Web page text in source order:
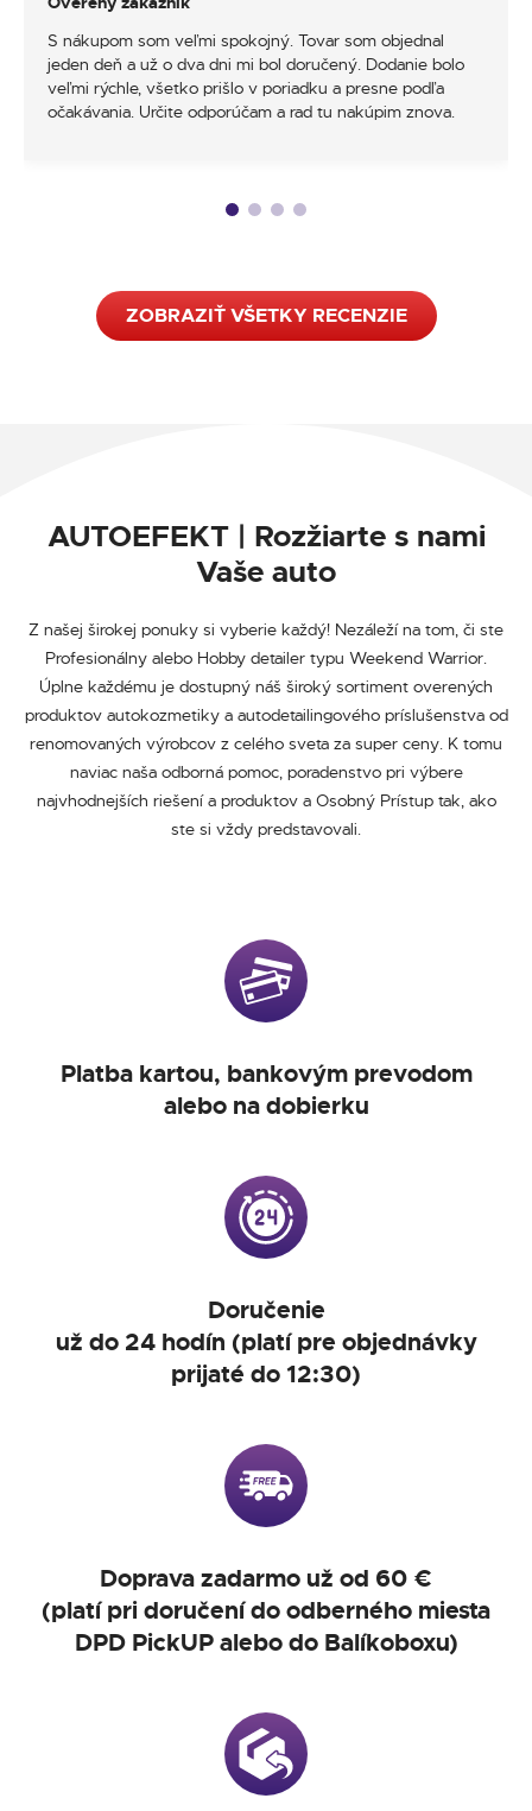
S nákupom som veľmi spokojný. Tovar som objednal
jeden deň a už o dva dni mi bol doručený. Dodanie bolo
veľmi rýchle, všetko prišlo v poriadku a presne podľa
očakávania. Určite odporúčam a rad tu nakúpim znova.
ZOBRAZIŤ VŠETKY RECENZIE
AUTOEFEKT | Rozžiarte s nami
Vaše auto
Z našej širokej ponuky si vyberie každý! Nezáleží na tom, či ste
Profesionálny alebo Hobby detailer typu Weekend Warrior.
Úplne každému je dostupný náš široký sortiment overených
produktov autokozmetiky a autodetailingového príslušenstva od
renomovaných výrobcov z celého sveta za super ceny. K tomu
naviac naša odborná pomoc, poradenstvo pri výbere
najvhodnejších riešení a produktov a Osobný Prístup tak, ako
ste si vždy predstavovali.
Platba kartou, bankovým prevodom
alebo na dobierku
Doručenie
už do 24 hodín (platí pre objednávky
prijaté do 12:30)
Doprava zadarmo už od 60 €
(platí pri doručení do odberného miesta
DPD PickUP alebo do Balíkoboxu)